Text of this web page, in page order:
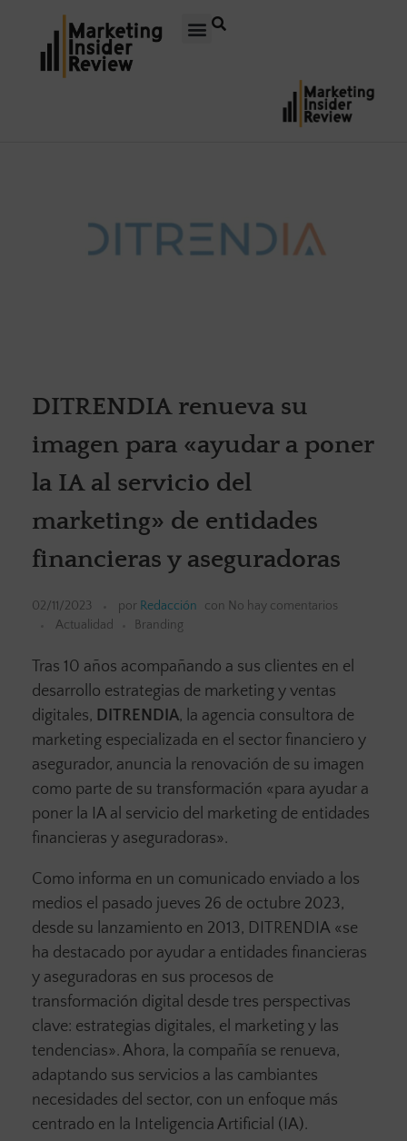
DITRENDIA renueva su
imagen para «ayudar a poner
la IA al servicio del
marketing» de entidades
financieras y aseguradoras
02/11/2023 por Redacción con No hay comentarios
Actualidad
Branding
Tras 10 años acompañando a sus clientes en el
desarrollo estrategias de marketing y ventas
digitales, DITRENDIA, la agencia consultora de
marketing especializada en el sector financiero y
asegurador, anuncia la renovación de su imagen
como parte de su transformación «para ayudar a
poner la IA al servicio del marketing de entidades
financieras y aseguradoras».
Como informa en un comunicado enviado a los
medios el pasado jueves 26 de octubre 2023,
desde su lanzamiento en 2013, DITRENDIA «se
ha destacado por ayudar a entidades financieras
y aseguradoras en sus procesos de
transformación digital desde tres perspectivas
clave: estrategias digitales, el marketing y las
tendencias». Ahora, la compañía se renueva,
adaptando sus servicios a las cambiantes
necesidades del sector, con un enfoque más
centrado en la Inteligencia Artificial (IA).